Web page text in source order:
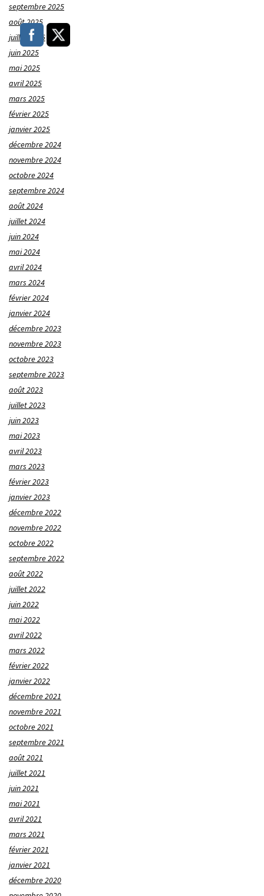
septembre 2025
août 2025
juillet 2025
juin 2025
mai 2025
avril 2025
mars 2025
février 2025
janvier 2025
décembre 2024
novembre 2024
octobre 2024
septembre 2024
août 2024
juillet 2024
juin 2024
mai 2024
avril 2024
mars 2024
février 2024
janvier 2024
décembre 2023
novembre 2023
octobre 2023
septembre 2023
août 2023
juillet 2023
juin 2023
mai 2023
avril 2023
mars 2023
février 2023
janvier 2023
décembre 2022
novembre 2022
octobre 2022
septembre 2022
août 2022
juillet 2022
juin 2022
mai 2022
avril 2022
mars 2022
février 2022
janvier 2022
décembre 2021
novembre 2021
octobre 2021
septembre 2021
août 2021
juillet 2021
juin 2021
mai 2021
avril 2021
mars 2021
février 2021
janvier 2021
décembre 2020